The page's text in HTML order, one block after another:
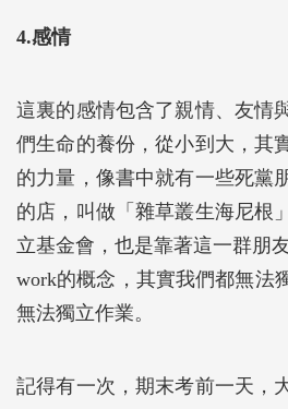
4.感情
這裏的感情包含了親情、友情
們生命的養份，從小到大，其
的力量，像書中就有一些死黨
的店，叫做「雜草叢生海尼根
立基金會，也是靠著這一群朋
work的概念，其實我們都無法
無法獨立作業。
記得有一次，期末考前一天，